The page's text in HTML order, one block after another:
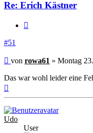
Re: Erich Kästner
#51
Beitrag
von rowa61 » Montag
Das war wohl leider eine
Udo
User